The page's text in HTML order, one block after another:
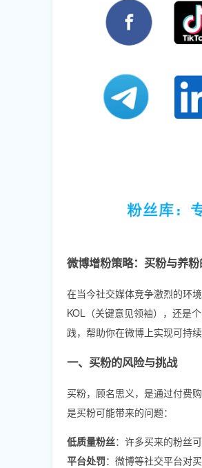
微博增粉策略：买粉与养
在当今社交媒体竞争激烈的环
KOL（关键意见领袖），还是
践，帮助你在微博上实现可持续
一、买粉的风险与挑战
买粉，顾名思义，是通过付费
是买粉可能带来的问题：
低质量粉丝：许多买来的粉丝
平台处罚：微博等社交平台对